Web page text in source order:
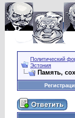
Политический
Эстония
Память,